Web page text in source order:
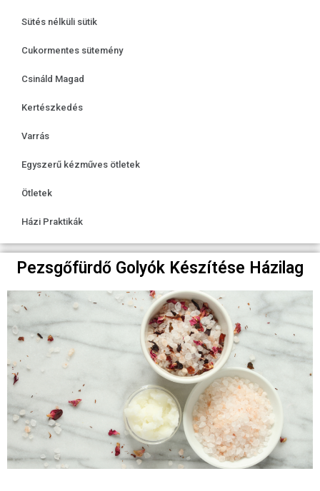
Sütés nélküli sütik
Cukormentes sütemény
Csináld Magad
Kertészkedés
Varrás
Egyszerű kézműves ötletek
Ötletek
Házi Praktikák
Pezsgőfürdő Golyók Készítése Házilag